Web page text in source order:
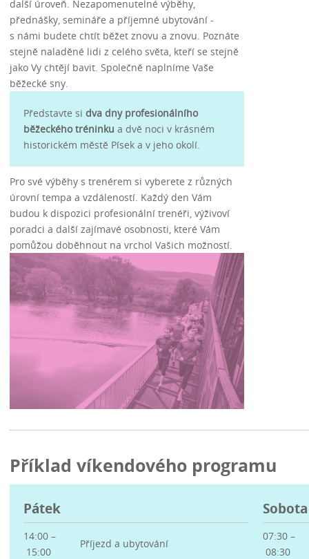
další úroveň. Nezapomenutelné výběhy,
přednášky, semináře a příjemné ubytování -
s námi budete chtít běžet znovu a znovu. Poznáte
stejně naladěné lidi z celého světa, kteří se stejně
jako Vy chtějí bavit. Společně naplníme Vaše
běžecké sny.
Představte sidva dny profesionálního
běžeckého tréninku a dvě noci v krásném
historickém městě Písek a v jeho okolí.
Pro své výběhy s trenérem si vyberete z různých
úrovní tempa a vzdáleností. Každý den Vám
budou k dispozici profesionální trenéři, výživoví
poradci a další zajímavé osobnosti, které Vám
pomůžou doběhnout na vrchol Vašich možností.
Příklad víkendového programu
Pátek
14:00 –
15:00
Příjezd a ubytování
Sobota
07:30 –
08:30